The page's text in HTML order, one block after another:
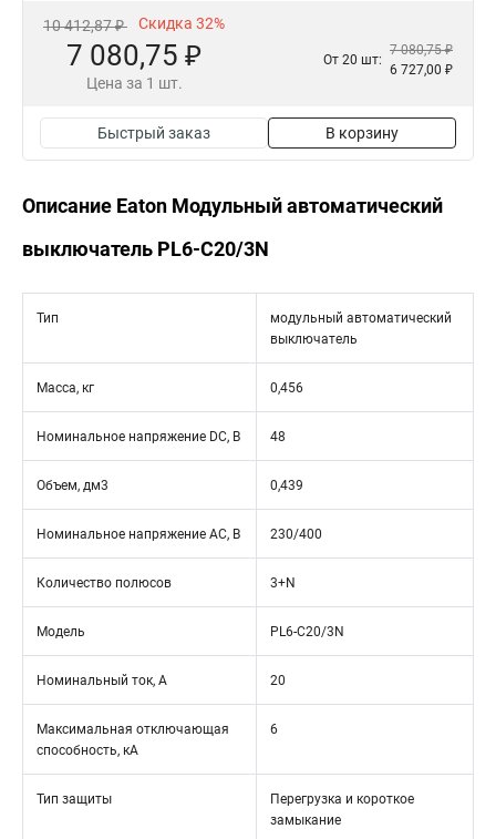
10 412,87 ₽ Скидка 32%
7 080,75 ₽
Цена за 1 шт.
От 20 шт:
7 080,75 ₽
6 727,00 ₽
Быстрый заказ В корзину
Описание Eaton Модульный автоматический
выключатель PL6-C20/3N
Тип
модульный автоматический
выключатель
Масса, кг 0,456
Номинальное напряжение DC, В 48
Объем, дм3 0,439
Номинальное напряжение АС, В 230/400
Количество полюсов 3+N
Модель PL6-C20/3N
Номинальный ток, А 20
Максимальная отключающая
способность, кА
6
Тип защиты
Перегрузка и короткое
замыкание